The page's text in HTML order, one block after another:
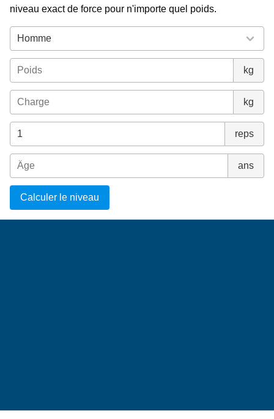
niveau exact de force pour n'importe quel poids.
kg
kg
reps
ans
Calculer le niveau